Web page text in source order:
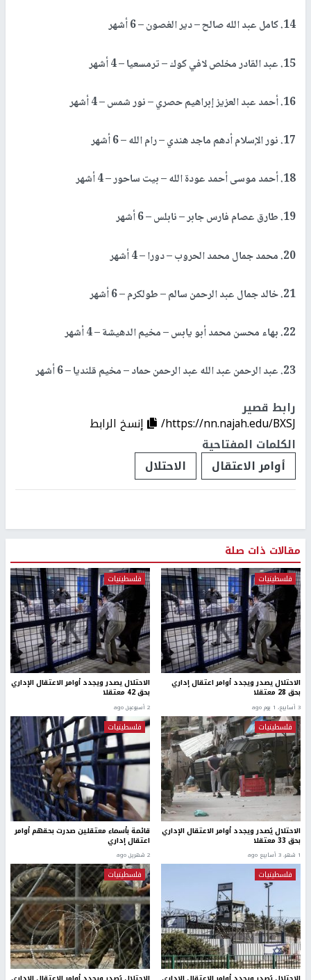
14. كامل عبد الله صالح – دير الغصون – 6 أشهر
15. عبد القادر مخلص لافي كوك – ترمسعيا – 4 أشهر
16. أحمد عبد العزيز إبراهيم حصري – نور شمس – 4 أشهر
17. نور الإسلام أدهم ماجد هندي – رام الله – 6 أشهر
18. أحمد موسى أحمد عودة الله – بيت ساحور – 4 أشهر
19. طارق عصام فارس جابر – نابلس – 6 أشهر
20. محمد جمال محمد الحروب – دورا – 4 أشهر
21. خالد جمال عبد الرحمن سالم – طولكرم – 6 أشهر
22. بهاء محسن محمد أبو يابس – مخيم الدهيشة – 4 أشهر
23. عبد الرحمن عبد الله عبد الرحمن حماد – مخيم قلنديا – 6 أشهر
رابط قصير
https://nn.najah.edu/BXSJ/
إنسخ الرابط
الكلمات المفتاحية
أوامر الاعتقال
الاحتلال
مقالات ذات صلة
فلسطينيات
الاحتلال يصدر ويجدد أوامر اعتقال إداري
بحق 28 معتقلا
3 أسابيع، 1 يوم ago
فلسطينيات
الاحتلال يصدر ويجدد أوامر الاعتقال الإداري
بحق 42 معتقلا
2 أسبوعين ago
فلسطينيات
الاحتلال يُصدر ويجدد أوامر الاعتقال الإداري
بحق 33 معتقلا
1 شهر، 3 أسابيع ago
فلسطينيات
قائمة بأسماء معتقلين صدرت بحقهم أوامر
اعتقال إداري
2 شهرين ago
فلسطينيات فلسطينيات